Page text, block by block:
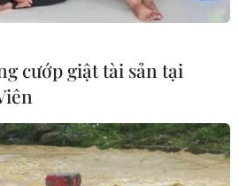
mục tiêu khai
mỗi ngày
vị thế tại triển
tế của Ấn Độ
cướp giật tài sản tại